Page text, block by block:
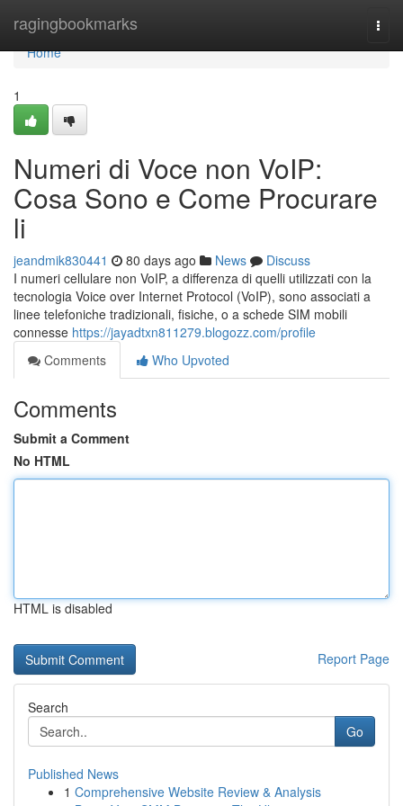
ragingbookmarks
Home
Home
1
Numeri di Voce non VoIP:
Cosa Sono e Come Procurare
li
jeandmik830441 80 days ago News
Discuss
I numeri cellulare non VoIP, a differenza di quelli utilizzati con la
tecnologia Voice over Internet Protocol (VoIP), sono associati a
linee telefoniche tradizionali, fisiche, o a schede SIM mobili
connesse https://jayadtxn811279.blogozz.com/profile
Comments
Who Upvoted
Comments
Submit a Comment
No HTML
HTML is disabled
Report Page
Search
Go
Published News
1 Comprehensive Website Review & Analysis